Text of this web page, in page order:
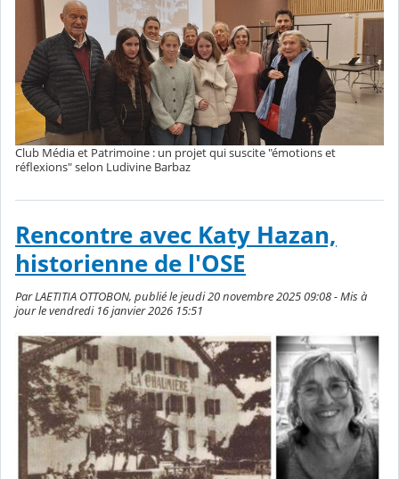
Club Média et Patrimoine : un projet qui suscite "émotions et
réflexions" selon Ludivine Barbaz
Rencontre avec Katy Hazan,
historienne de l'OSE
Par LAETITIA OTTOBON, publié le jeudi 20 novembre 2025 09:08 - Mis à
jour le vendredi 16 janvier 2026 15:51